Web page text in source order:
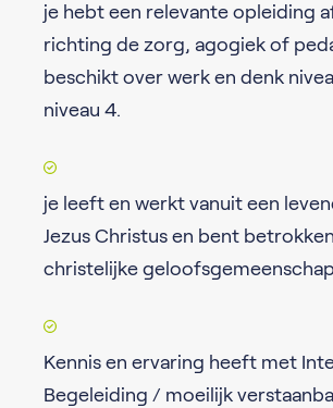
je hebt een relevante opleiding
richting de zorg, agogiek of
beschikt over werk en denk
niveau 4.
je leeft en werkt vanuit een
Jezus Christus en bent
christelijke
Kennis en ervaring heeft met
Begeleiding / moeilijk